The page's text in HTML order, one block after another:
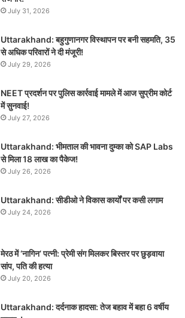
July 31, 2026
Uttarakhand: बहुगुणानगर विस्थापन पर बनी सहमति, 35
से अधिक परिवारों ने दी मंजूरी!
July 29, 2026
NEET प्रदर्शन पर पुलिस कार्रवाई मामले में आज सुप्रीम कोर्ट
में सुनवाई!
July 27, 2026
Uttarakhand: भीमताल की भावना दुम्का को SAP Labs
से मिला 18 लाख का पैकेज!
July 26, 2026
Uttarakhand: सीडीओ ने विकास कार्यों पर कसी लगाम
July 24, 2026
मेरठ में ‘नागिन’ पत्नी: प्रेमी संग मिलकर बिस्तर पर छुड़वाया
सांप, पति की हत्या
July 20, 2026
Uttarakhand: दर्दनाक हादसा: तेज बहाव में बहा 6 वर्षीय